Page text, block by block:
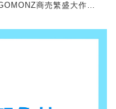
商売繁盛大作戦』に、参加して下さる方へ